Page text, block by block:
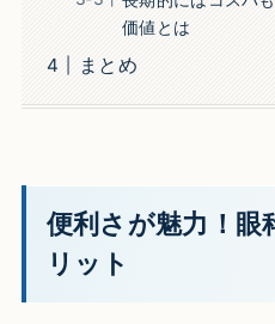
価値とは
まとめ
便利さが魅力！眼
リット